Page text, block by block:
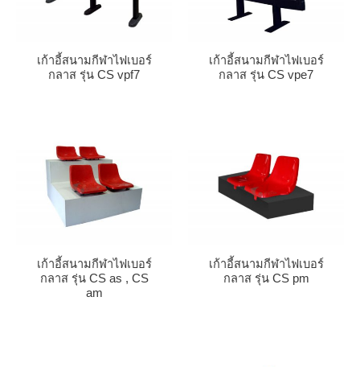
เก้าอี้สนามกีฬาไฟเบอร์
กลาส รุ่น CS vpf7
เก้าอี้สนามกีฬาไฟเบอร์
กลาส รุ่น CS vpe7
เก้าอี้สนามกีฬาไฟเบอร์
กลาส รุ่น CS as , CS
am
เก้าอี้สนามกีฬาไฟเบอร์
กลาส รุ่น CS pm